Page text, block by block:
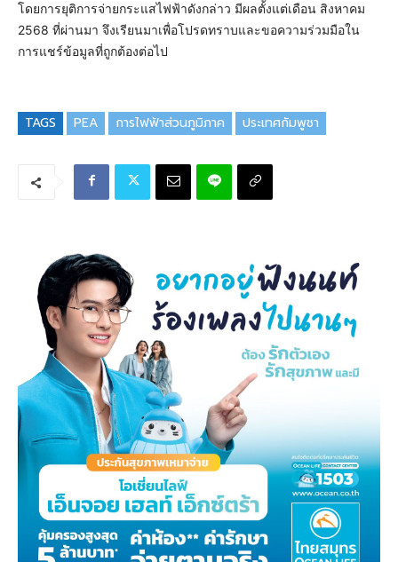
โดยการยุติการจ่ายกระแสไฟฟ้าดังกล่าว มีผลตั้งแต่เดือน สิงหาคม
2568 ที่ผ่านมา จึงเรียนมาเพื่อโปรดทราบและขอความร่วมมือใน
การแชร์ข้อมูลที่ถูกต้องต่อไป
TAGS PEA การไฟฟ้าส่วนภูมิภาค ประเทศกัมพูชา